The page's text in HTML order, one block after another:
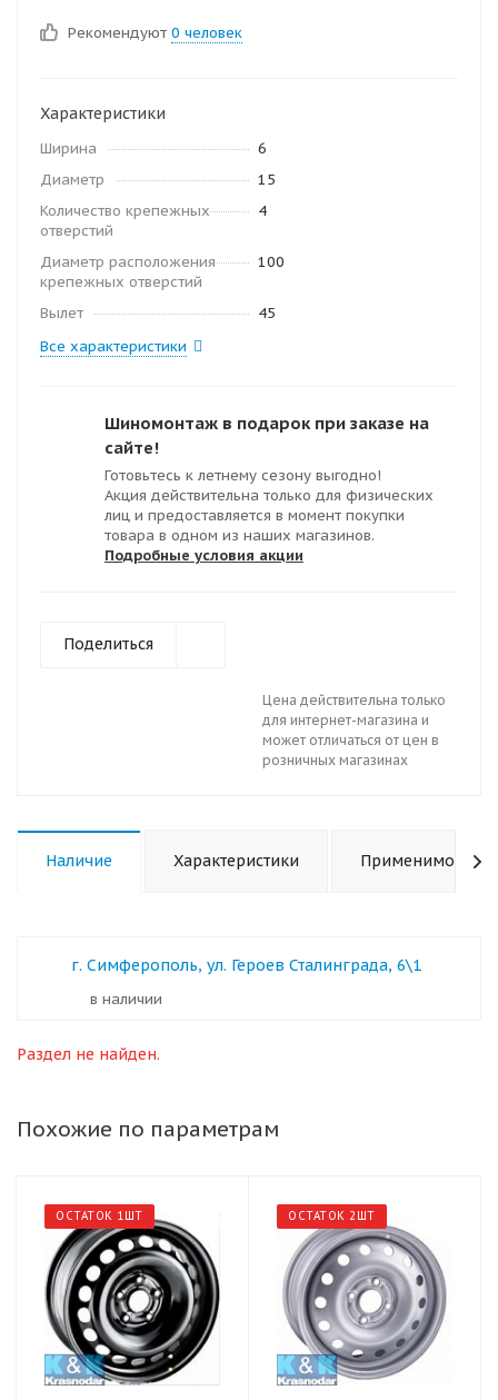
Рекомендуют 0 человек
Характеристики
Ширина
6
Диаметр
15
Количество крепежных
отверстий
4
Диаметр расположения
крепежных отверстий
100
Вылет
45
Все характеристики
Шиномонтаж в подарок при заказе на
сайте!
Готовьтесь к летнему сезону выгодно!
Акция действительна только для физических
лиц и предоставляется в момент покупки
товара в одном из наших магазинов.
Подробные условия акции
Поделиться
Цена действительна только
для интернет-магазина и
может отличаться от цен в
розничных магазинах
Наличие Характеристики Применимость
г. Симферополь, ул. Героев Сталинграда, 6\1
в наличии
Раздел не найден.
Похожие по параметрам
ОСТАТОК 1ШТ ОСТАТОК 2ШТ